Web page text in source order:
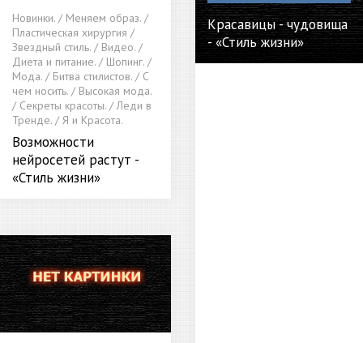
Новинки. / Меняем образ. /
Пластическая хирургия /
Звездный стиль. / Видео. /
Диета и питание. / Шопинг. /
Мода. / Битва стилистов. / С
чем носить. / Высокая мода.
/ Секреты красоты. / Леди в
Тренде. / Я и Красота.
Возможности
нейросетей растут -
«Стиль жизни»
Красавицы - чудовища
- «Стиль жизни»